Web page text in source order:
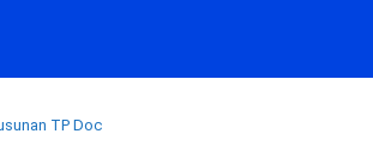
TP Doc